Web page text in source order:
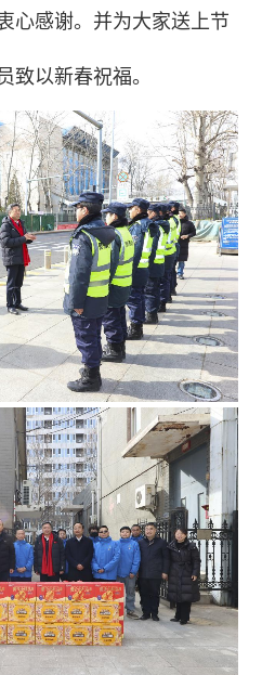
心感谢。并为大家送上节
致以新春祝福。